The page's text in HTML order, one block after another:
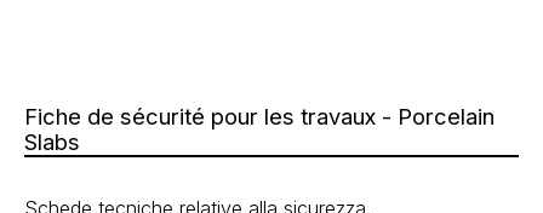
Fiche de sécurité pour les travaux - Porcelain
Slabs
Schede tecniche relative alla sicurezza.